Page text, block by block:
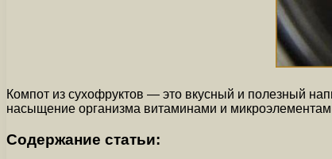
Компот из сухофруктов — это вкусный и полезный
насыщение организма витаминами и
Содержание статьи: